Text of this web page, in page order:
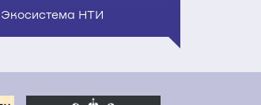
Экосистема НТИ